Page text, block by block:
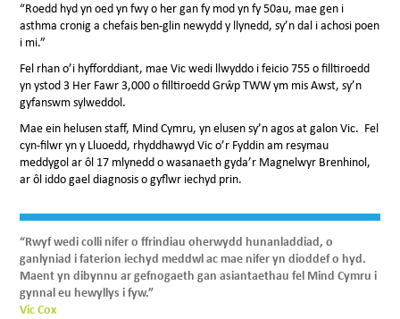
“Roedd hyd yn oed yn fwy o her gan fy mod yn fy 50au, mae gen i
asthma cronig a chefais ben-glin newydd y llynedd, sy’n dal i achosi poen
i mi.”
Fel rhan o’i hyfforddiant, mae Vic wedi llwyddo i feicio 755 o filltiroedd
yn ystod 3 Her Fawr 3,000 o filltiroedd Grŵp TWW ym mis Awst, sy’n
gyfanswm sylweddol.
Mae ein helusen staff, Mind Cymru, yn elusen sy’n agos at galon Vic. Fel
cyn-filwr yn y Lluoedd, rhyddhawyd Vic o’r Fyddin am resymau
meddygol ar ôl 17 mlynedd o wasanaeth gyda’r Magnelwyr Brenhinol,
ar ôl iddo gael diagnosis o gyflwr iechyd prin.
“Rwyf wedi colli nifer o ffrindiau oherwydd hunanladdiad, o
ganlyniad i faterion iechyd meddwl ac mae nifer yn dioddef o hyd.
Maent yn dibynnu ar gefnogaeth gan asiantaethau fel Mind Cymru i
gynnal eu hewyllys i fyw.”
Vic Cox